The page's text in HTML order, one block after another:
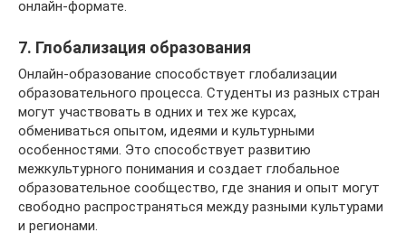
онлайн-формате.
7. Глобализация образования
Онлайн-образование способствует глобализации
образовательного процесса. Студенты из разных стран
могут участвовать в одних и тех же курсах,
обмениваться опытом, идеями и культурными
особенностями. Это способствует развитию
межкультурного понимания и создает глобальное
образовательное сообщество, где знания и опыт могут
свободно распространяться между разными культурами
и регионами.